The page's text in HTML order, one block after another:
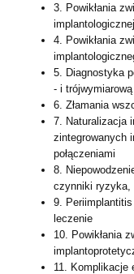
3. Powikłania
implantologicznej
4. Powikłania
5. Diagnostyka
- i
6. Złamania
7. Naturalizacja
zintegrowanych
połączeniami
8.
czynniki ryzyka,
9.
leczenie
10. Powikłania
11. Komplikacje